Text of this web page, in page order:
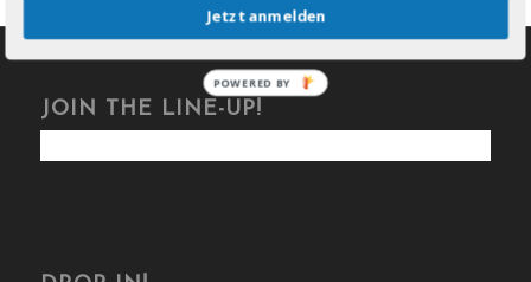
JOIN THE LINE-UP!
Jetzt anmelden
POWERED BY